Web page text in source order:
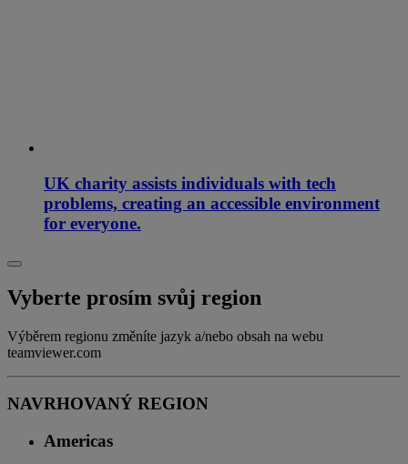
UK charity assists individuals with tech
problems, creating an accessible environment
for everyone.
Vyberte prosím svůj region
Výběrem regionu změníte jazyk a/nebo obsah na webu
teamviewer.com
NAVRHOVANÝ REGION
Americas